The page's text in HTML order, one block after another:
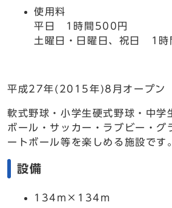
使用料
平日 1時間500円
土曜日・日曜日、祝日 1時
平成27年(2015年)8月オープン
軟式野球・小学生硬式野球・中学
ボール・サッカー・ラブビー・グ
ートボール等を楽しめる施設です
設備
134m×134m